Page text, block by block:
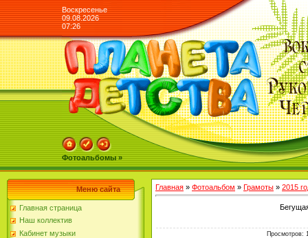
Воскресенье
09.08.2026
07:26
Фотоальбомы »
Меню сайта
Главная страница
Наш коллектив
Кабинет музыки
Главная » Фотоальбом » Грамоты » 2015
Просмотров: